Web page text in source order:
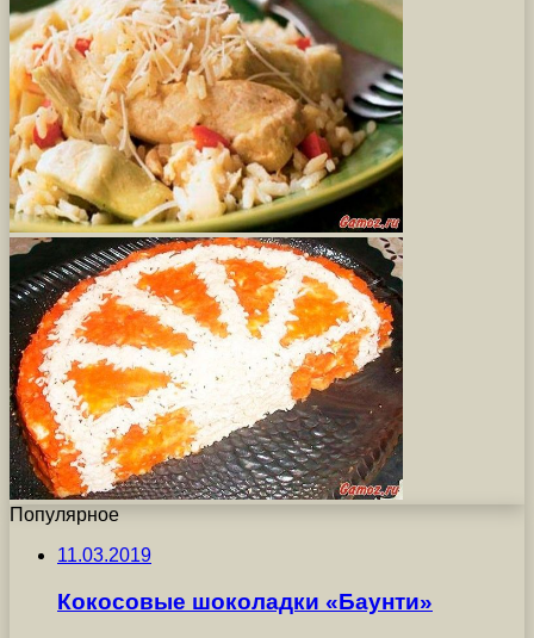
Популярное
11.03.2019
Кокосовые шоколадки «Баунти»